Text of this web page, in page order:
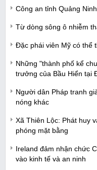
Công an tỉnh Quảng
Từ dòng sông ô nhiễm
Đặc phái viên Mỹ có thể
Những "thành phố kể
trưởng của Bầu Hiển tại
Người dân Pháp tranh
nóng khác
Xã Thiên Lộc: Phát huy
phóng mặt bằng
Ireland đảm nhận chức
vào kinh tế và an ninh